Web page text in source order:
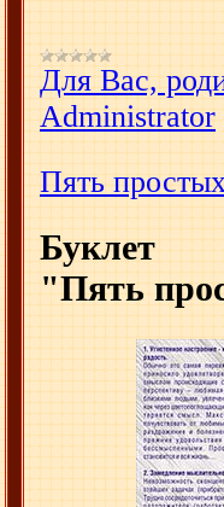
Для Вас,
Administrator
Пять
Буклет
"Пять